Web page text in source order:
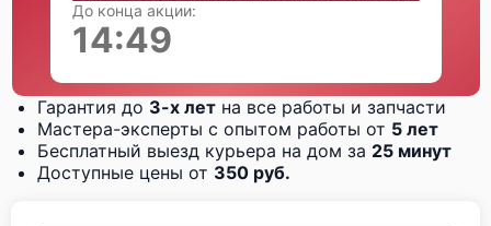
Гарантия до 3-х лет на все работы и запчасти
Мастера-эксперты с опытом работы от 5 лет
Бесплатный выезд курьера на дом за 25 минут
Доступные цены от 350 руб.
До конца акции:
14:48